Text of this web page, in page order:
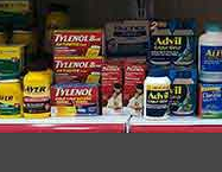
nạp Lactose
Ensure